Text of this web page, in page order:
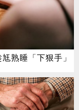
熟睡「下狠手」